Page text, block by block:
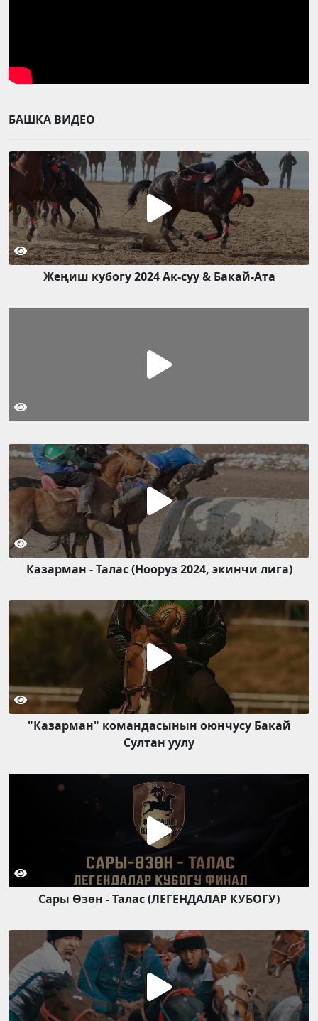
БАШКА ВИДЕО
Жеңиш кубогу 2024 Ак-суу & Бакай-Ата
Казарман - Талас (Нооруз 2024, экинчи лига)
"Казарман" командасынын оюнчусу Бакай
Султан уулу
Сары Өзөн - Талас (ЛЕГЕНДАЛАР КУБОГУ)